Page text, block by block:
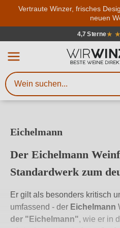
Vertraute Winzer, frisches
neuen
4,7 Sterne★ ★
Eichelmann
Der Eichelmann
Standardwerk zum
Er gilt als besonders kritisch
umfassend - der Eichelmann
der "Eichelmann", wie er in
Weinsuche
Mindestens 3 Zeichen
Beschreiben Sie,
Sie suchen – ob